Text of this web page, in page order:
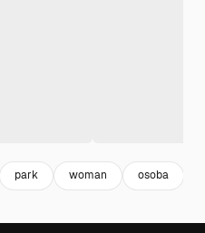
park woman osoba